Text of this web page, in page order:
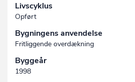
Livscyklus
Opført
Bygningens anvendelse
Fritliggende overdækning
Byggeår
1998